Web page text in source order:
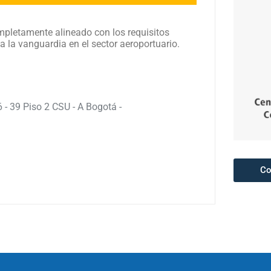
alineado con los requisitos
la vanguardia en el sector aeroportuario.
39 Piso 2 CSU - A Bogotá -